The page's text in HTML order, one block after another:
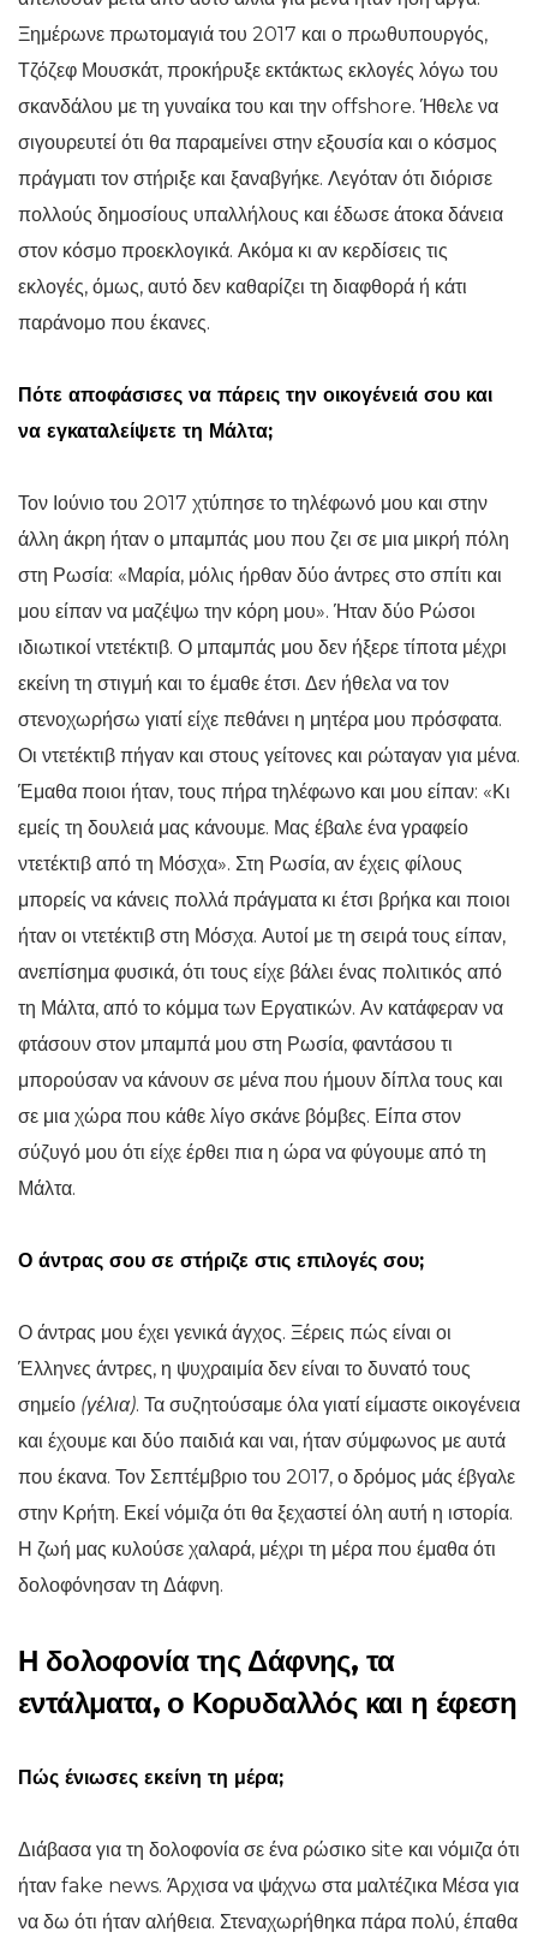
Ξημέρωνε πρωτομαγιά του 2017 και ο πρωθυπουργός,
Τζόζεφ Μουσκάτ, προκήρυξε εκτάκτως εκλογές λόγω του
σκανδάλου με τη γυναίκα του και την offshore. Ήθελε να
σιγουρευτεί ότι θα παραμείνει στην εξουσία και ο κόσμος
πράγματι τον στήριξε και ξαναβγήκε. Λεγόταν ότι διόρισε
πολλούς δημοσίους υπαλλήλους και έδωσε άτοκα δάνεια
στον κόσμο προεκλογικά. Ακόμα κι αν κερδίσεις τις
εκλογές, όμως, αυτό δεν καθαρίζει τη διαφθορά ή κάτι
παράνομο που έκανες.
Πότε αποφάσισες να πάρεις την οικογένειά σου και
να εγκαταλείψετε τη Μάλτα;
Τον Ιούνιο του 2017 χτύπησε το τηλέφωνό μου και στην
άλλη άκρη ήταν ο μπαμπάς μου που ζει σε μια μικρή πόλη
στη Ρωσία: «Μαρία, μόλις ήρθαν δύο άντρες στο σπίτι και
μου είπαν να μαζέψω την κόρη μου». Ήταν δύο Ρώσοι
ιδιωτικοί ντετέκτιβ. Ο μπαμπάς μου δεν ήξερε τίποτα μέχρι
εκείνη τη στιγμή και το έμαθε έτσι. Δεν ήθελα να τον
στενοχωρήσω γιατί είχε πεθάνει η μητέρα μου πρόσφατα.
Οι ντετέκτιβ πήγαν και στους γείτονες και ρώταγαν για μένα.
Έμαθα ποιοι ήταν, τους πήρα τηλέφωνο και μου είπαν: «Κι
εμείς τη δουλειά μας κάνουμε. Μας έβαλε ένα γραφείο
ντετέκτιβ από τη Μόσχα». Στη Ρωσία, αν έχεις φίλους
μπορείς να κάνεις πολλά πράγματα κι έτσι βρήκα και ποιοι
ήταν οι ντετέκτιβ στη Μόσχα. Αυτοί με τη σειρά τους είπαν,
ανεπίσημα φυσικά, ότι τους είχε βάλει ένας πολιτικός από
τη Μάλτα, από το κόμμα των Εργατικών. Αν κατάφεραν να
φτάσουν στον μπαμπά μου στη Ρωσία, φαντάσου τι
μπορούσαν να κάνουν σε μένα που ήμουν δίπλα τους και
σε μια χώρα που κάθε λίγο σκάνε βόμβες. Είπα στον
σύζυγό μου ότι είχε έρθει πια η ώρα να φύγουμε από τη
Μάλτα.
Ο άντρας σου σε στήριζε στις επιλογές σου;
Ο άντρας μου έχει γενικά άγχος. Ξέρεις πώς είναι οι
Έλληνες άντρες, η ψυχραιμία δεν είναι το δυνατό τους
σημείο (γέλια). Τα συζητούσαμε όλα γιατί είμαστε οικογένεια
και έχουμε και δύο παιδιά και ναι, ήταν σύμφωνος με αυτά
που έκανα. Τον Σεπτέμβριο του 2017, ο δρόμος μάς έβγαλε
στην Κρήτη. Εκεί νόμιζα ότι θα ξεχαστεί όλη αυτή η ιστορία.
Η ζωή μας κυλούσε χαλαρά, μέχρι τη μέρα που έμαθα ότι
δολοφόνησαν τη Δάφνη.
Η δολοφονία της Δάφνης, τα
εντάλματα, ο Κορυδαλλός και η έφεση
Πώς ένιωσες εκείνη τη μέρα;
Διάβασα για τη δολοφονία σε ένα ρώσικο site και νόμιζα ότι
ήταν fake news. Άρχισα να ψάχνω στα μαλτέζικα Μέσα για
να δω ότι ήταν αλήθεια. Στεναχωρήθηκα πάρα πολύ, έπαθα